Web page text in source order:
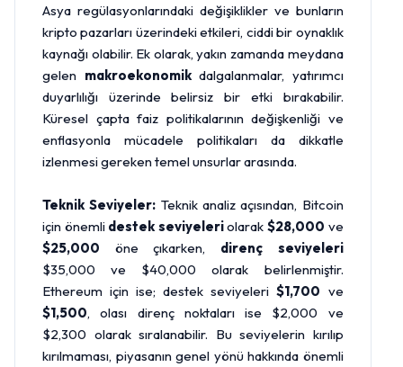
Asya regülasyonlarındaki değişiklikler ve bunların
kripto pazarları üzerindeki etkileri, ciddi bir oynaklık
kaynağı olabilir. Ek olarak, yakın zamanda meydana
gelen makroekonomikdalgalanmalar, yatırımcı
duyarlılığı üzerinde belirsiz bir etki bırakabilir.
Küresel çapta faiz politikalarının değişkenliği ve
enflasyonla mücadele politikaları da dikkatle
izlenmesi gereken temel unsurlar arasında.
Teknik Seviyeler: Teknik analiz açısından, Bitcoin
için önemli destek seviyeleriolarak $28,000 ve
$25,000 öne çıkarken, direnç seviyeleri
$35,000 ve $40,000 olarak belirlenmiştir.
Ethereum için ise; destek seviyeleri$1,700 ve
$1,500, olası direnç noktaları ise $2,000 ve
$2,300 olarak sıralanabilir. Bu seviyelerin kırılıp
kırılmaması, piyasanın genel yönü hakkında önemli